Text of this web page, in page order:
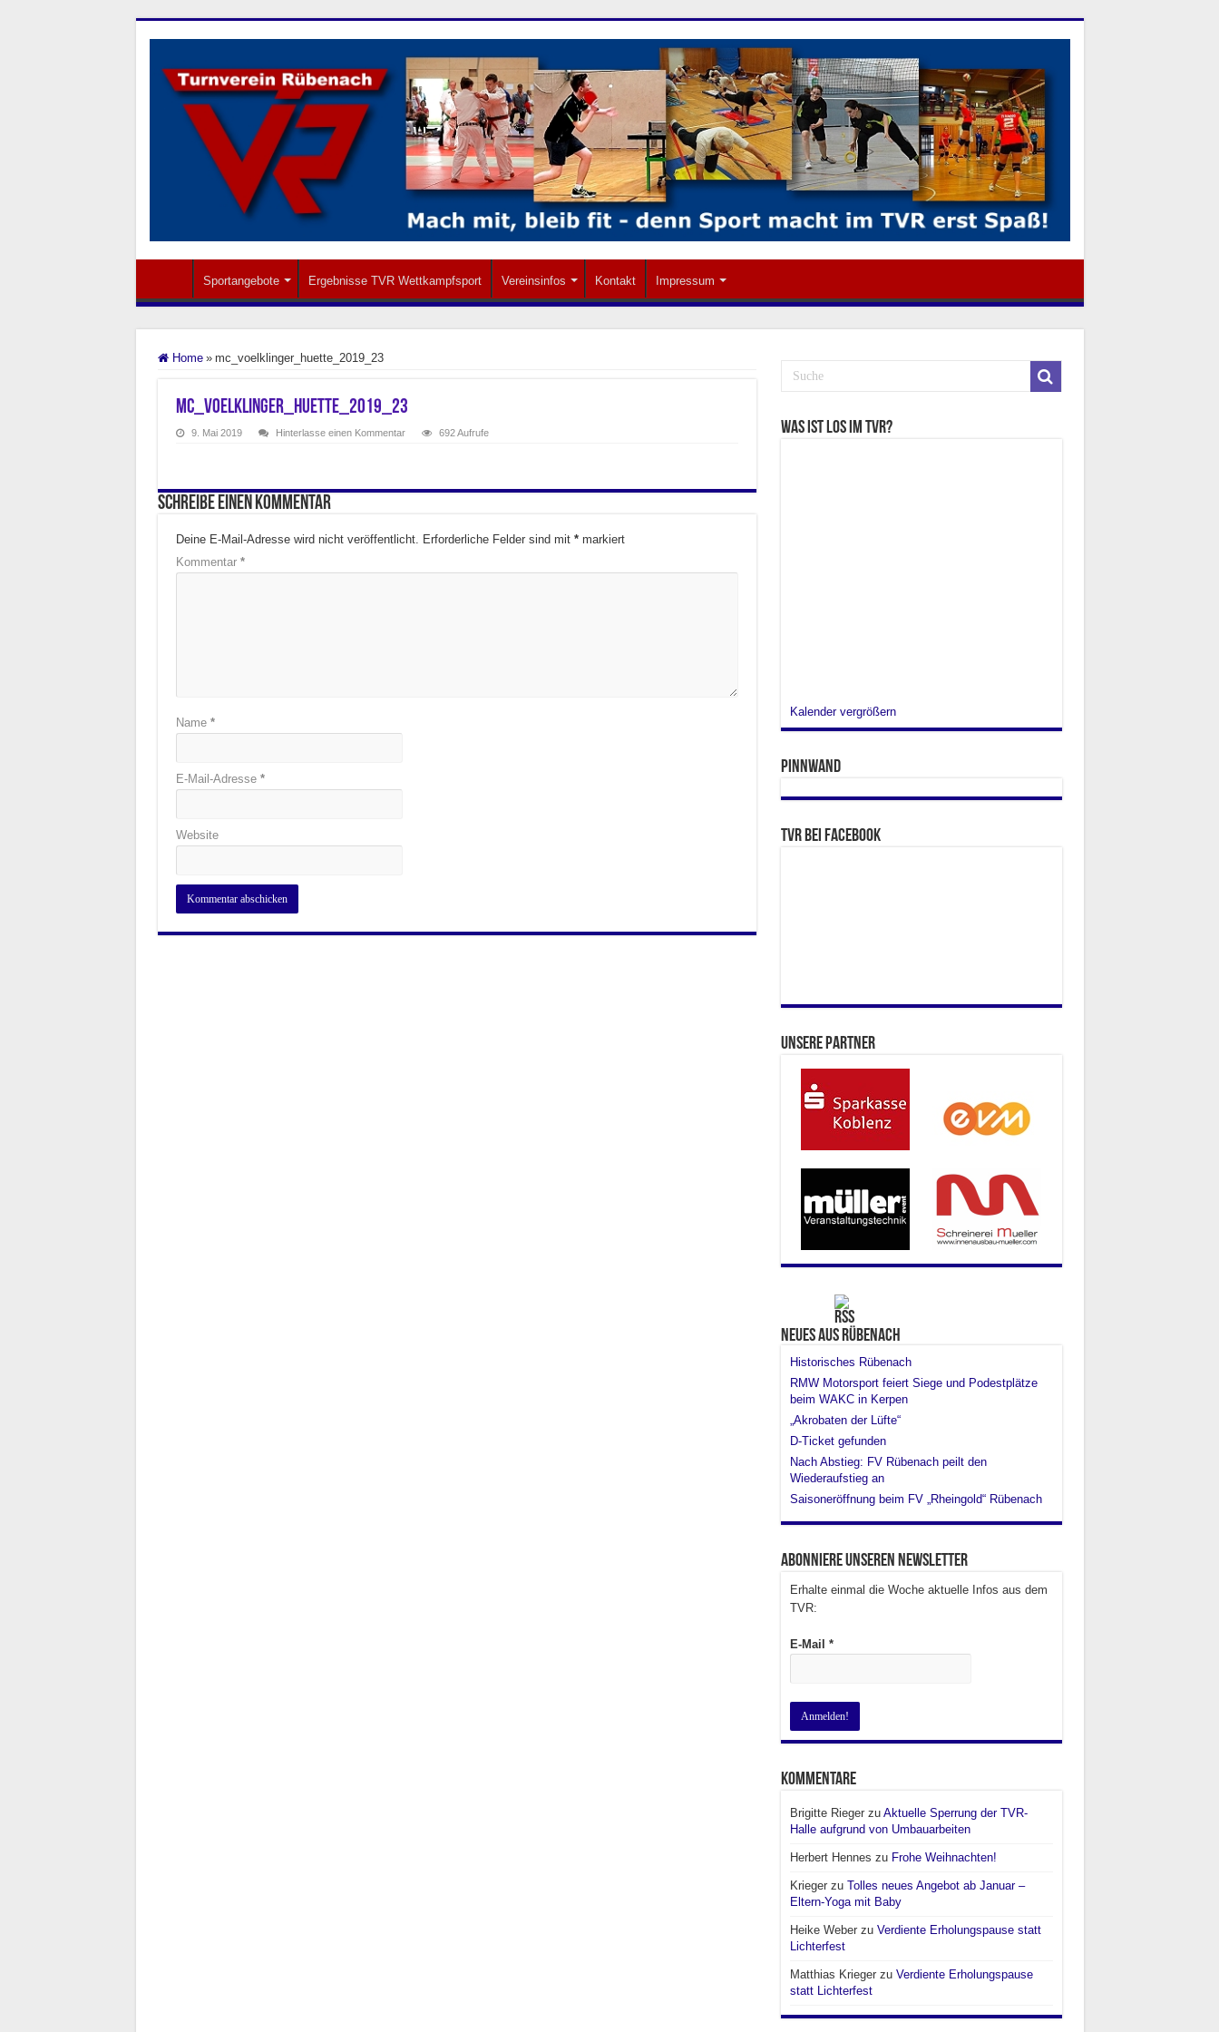
Sportangebote Ergebnisse TVR Wettkampfsport Vereinsinfos Kontakt Impressum
Home » mc_voelklinger_huette_2019_23
mc_voelklinger_huette_2019_23
9. Mai 2019 Hinterlasse einen Kommentar 692 Aufrufe
Schreibe einen Kommentar
Deine E-Mail-Adresse wird nicht veröffentlicht. Erforderliche Felder sind mit *markiert
Kommentar *
Name *
E-Mail-Adresse *
Website
Was ist los im TVR?
Kalender vergrößern
Pinnwand
TVR bei facebook
Unsere Partner
Neues aus Rübenach
Historisches Rübenach
RMW Motorsport feiert Siege und Podestplätze
beim WAKC in Kerpen
„Akrobaten der Lüfte“
D-Ticket gefunden
Nach Abstieg: FV Rübenach peilt den
Wiederaufstieg an
Saisoneröffnung beim FV „Rheingold“ Rübenach
Abonniere unseren Newsletter
Erhalte einmal die Woche aktuelle Infos aus dem
TVR:
E-Mail *
Kommentare
Brigitte Riegerzu Aktuelle Sperrung der TVR-
Halle aufgrund von Umbauarbeiten
Herbert Hennes zu Frohe Weihnachten!
Kriegerzu Tolles neues Angebot ab Januar –
Eltern-Yoga mit Baby
Heike Weberzu Verdiente Erholungspause statt
Lichterfest
Matthias Kriegerzu Verdiente Erholungspause
statt Lichterfest